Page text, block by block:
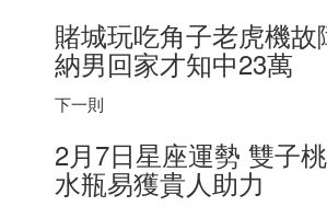
賭城玩吃角子老虎機故
納男回家才知中23萬
下一則
2月7日星座運勢 雙子
水瓶易獲貴人助力